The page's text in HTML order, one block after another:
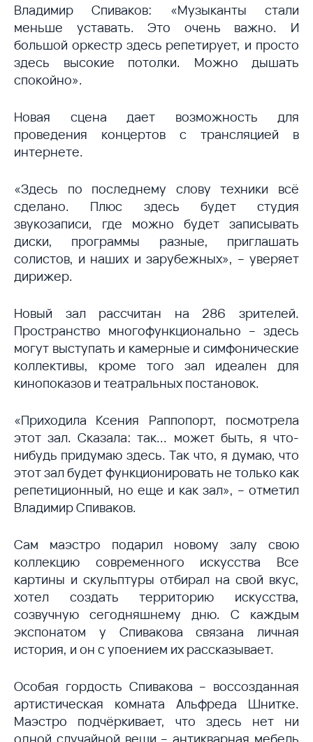
Владимир Спиваков: «Музыканты стали
меньше уставать. Это очень важно. И
большой оркестр здесь репетирует, и просто
здесь высокие потолки. Можно дышать
спокойно».
Новая сцена дает возможность для
проведения концертов с трансляцией в
интернете.
«Здесь по последнему слову техники всё
сделано. Плюс здесь будет студия
звукозаписи, где можно будет записывать
диски, программы разные, приглашать
солистов, и наших и зарубежных», – уверяет
дирижер.
Новый зал рассчитан на 286 зрителей.
Пространство многофункционально – здесь
могут выступать и камерные и симфонические
коллективы, кроме того зал идеален для
кинопоказов и театральных постановок.
«Приходила Ксения Раппопорт, посмотрела
этот зал. Сказала: так... может быть, я что-
нибудь придумаю здесь. Так что, я думаю, что
этот зал будет функционировать не только как
репетиционный, но еще и как зал», – отметил
Владимир Спиваков.
Сам маэстро подарил новому залу свою
коллекцию современного искусства Все
картины и скульптуры отбирал на свой вкус,
хотел создать территорию искусства,
созвучную сегодняшнему дню. С каждым
экспонатом у Спивакова связана личная
история, и он с упоением их рассказывает.
Особая гордость Спивакова – воссозданная
артистическая комната Альфреда Шнитке.
Маэстро подчёркивает, что здесь нет ни
одной случайной вещи – антикварная мебель